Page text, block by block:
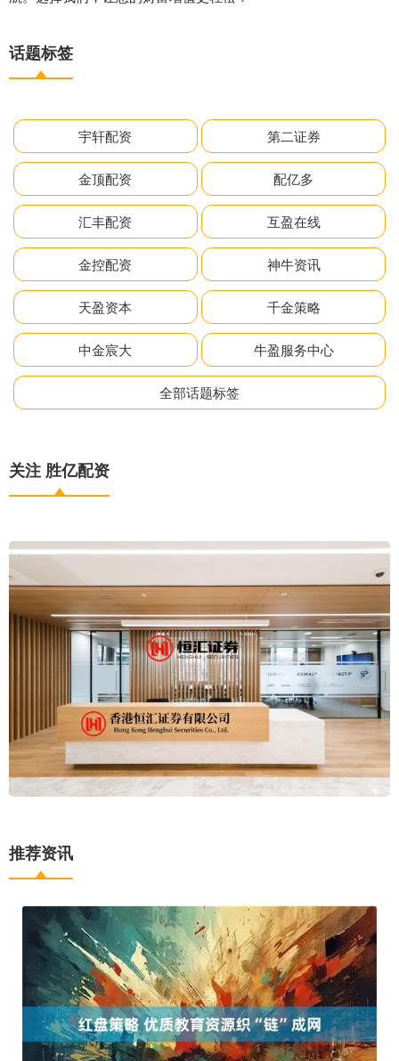
话题标签
宇轩配资 第二证券
金顶配资 配亿多
汇丰配资 互盈在线
金控配资 神牛资讯
天盈资本 千金策略
中金宸大 牛盈服务中心
全部话题标签
关注 胜亿配资
推荐资讯